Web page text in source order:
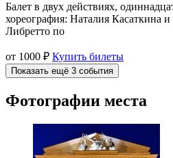
Балет в двух действиях,
хореография: Наталия Касаткина
Либретто по
от 1000 ₽ Купить билеты
Показать ещё 3 события
Фотографии места